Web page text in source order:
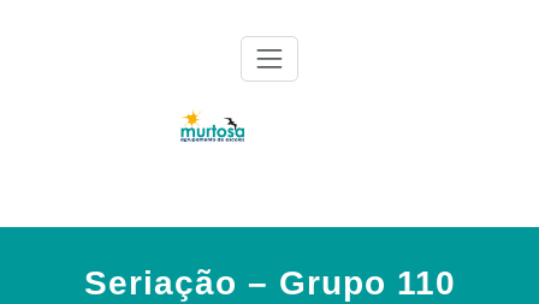
Seriação – Grupo 110